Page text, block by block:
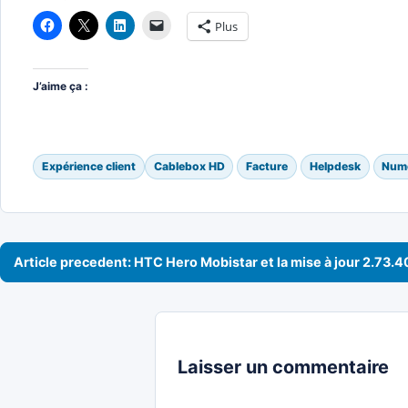
Plus
J’aime ça :
Expérience client Cablebox HD Facture Helpdesk
Navigation de l’article
Article precedent: HTC Hero Mobistar et la mise à jour
Laisser un commentaire